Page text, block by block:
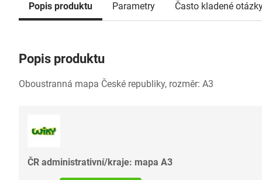
Popis produktu Parametry Často kladené
Popis produktu
Oboustranná mapa České republiky, rozměr: A3
ČR administrativní/kraje: mapa A3